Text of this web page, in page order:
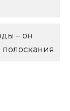
– он
полоскания.